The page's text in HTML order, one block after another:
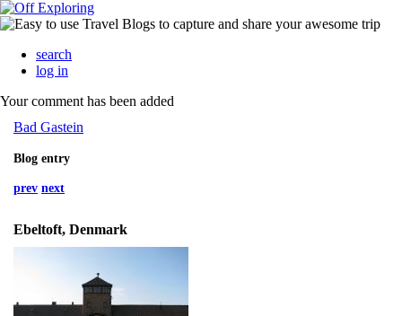
search
log in
Your comment has been added
Bad Gastein
Blog entry
prev next
Ebeltoft, Denmark